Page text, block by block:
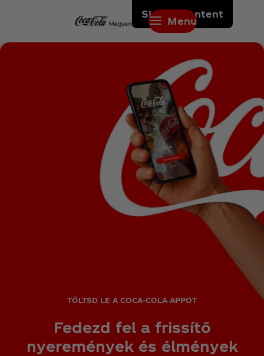
Skip to content
Menu
TÖLTSD LE A COCA‑COLA APPOT
Fedezd fel a frissítő
nyeremények és élmények